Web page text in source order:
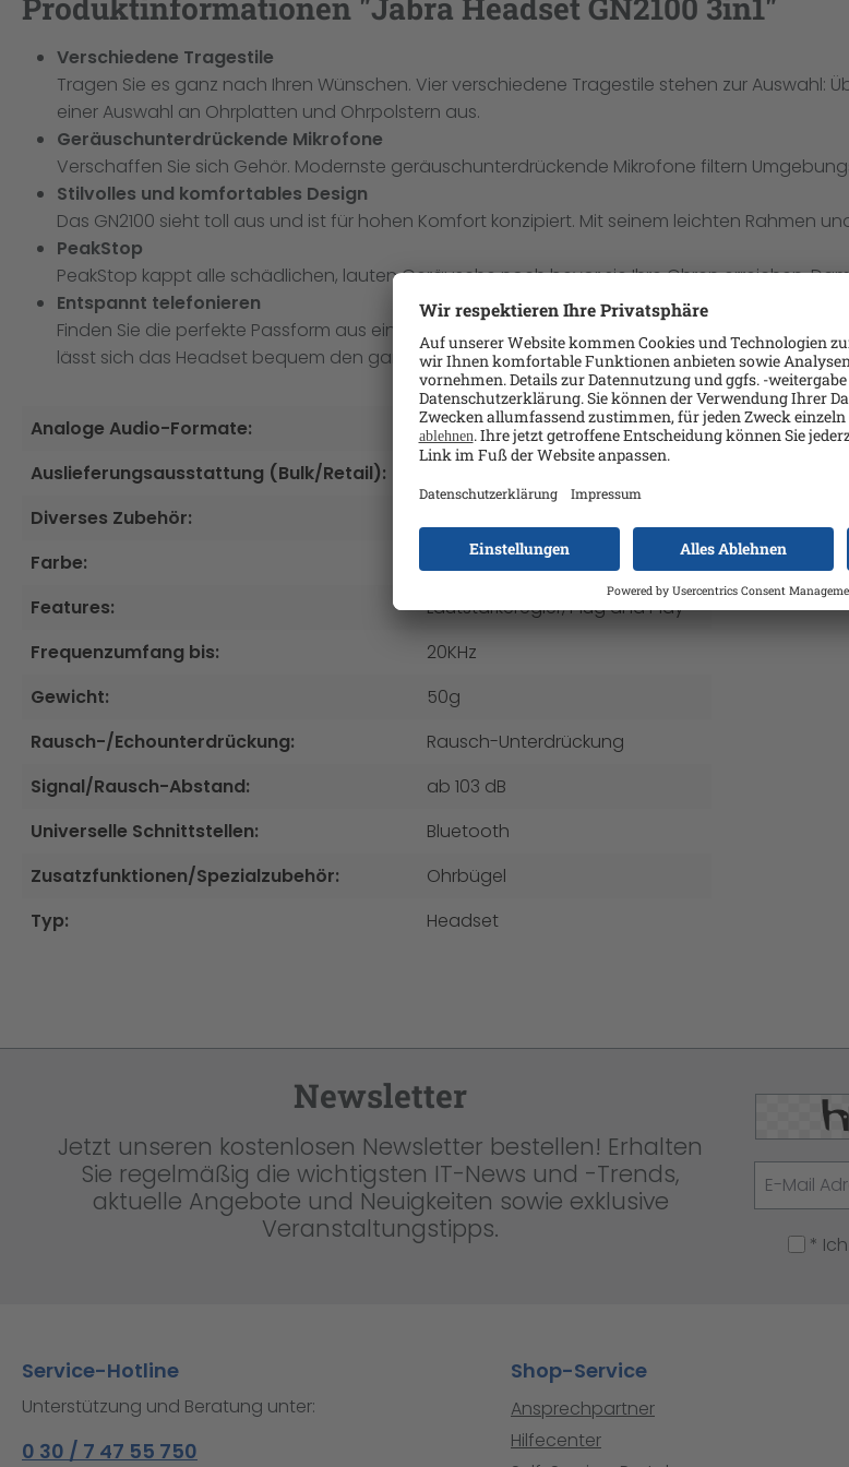
Produktinformationen "Jabra Headset GN2100 3in1"
Verschiedene Tragestile
Tragen Sie es ganz nach Ihren Wünschen. Vier verschiedene Tragestile stehen zur
einer Auswahl an Ohrplatten und Ohrpolstern aus.
Geräuschunterdrückende Mikrofone
Verschaffen Sie sich Gehör. Modernste geräuschunterdrückende Mikrofone filtern
Stilvolles und komfortables Design
Das GN2100 sieht toll aus und ist für hohen Komfort konzipiert. Mit seinem leichten Rahmen
PeakStop
PeakStop kappt alle schädlichen, lauten Geräusche noch bevor sie Ihre Ohren erreichen.
Entspannt telefonieren
Finden Sie die perfekte Passform aus einer Reihe leichter, ergonomischer Modelle mit
lässt sich das Headset bequem den ganzen Tag tragen.
Analoge Audio-Formate:
Mono
Auslieferungsausstattung (Bulk/Retail):
Diverses Zubehör:
Farbe:
Schwarz
Features:
Lautstärkeregler, Plug and Play
Frequenzumfang bis:
20KHz
Gewicht:
50g
Rausch-/Echounterdrückung:
Rausch-Unterdrückung
Signal/Rausch-Abstand:
ab 103 dB
Universelle Schnittstellen:
Bluetooth
Zusatzfunktionen/Spezialzubehör:
Ohrbügel
Typ:
Headset
Newsletter
Jetzt unseren kostenlosen Newsletter bestellen! Erhalten
Sie regelmäßig die wichtigsten IT-News und -Trends,
aktuelle Angebote und Neuigkeiten sowie exklusive
Veranstaltungstipps.
*
Service-Hotline
Unterstützung und Beratung unter:
0 30 / 7 47 55 750
Shop-Service
Ansprechpartner
Hilfecenter